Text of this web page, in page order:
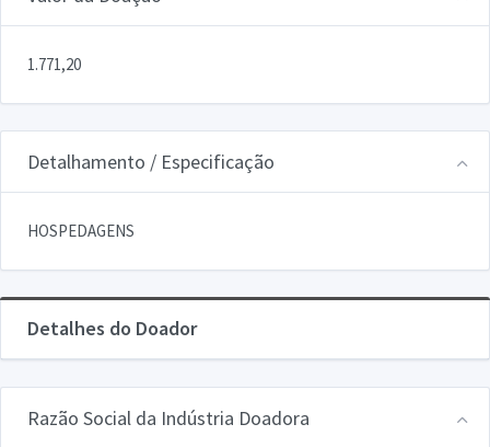
1.771,20
Detalhamento / Especificação
HOSPEDAGENS
Detalhes do Doador
Razão Social da Indústria Doadora